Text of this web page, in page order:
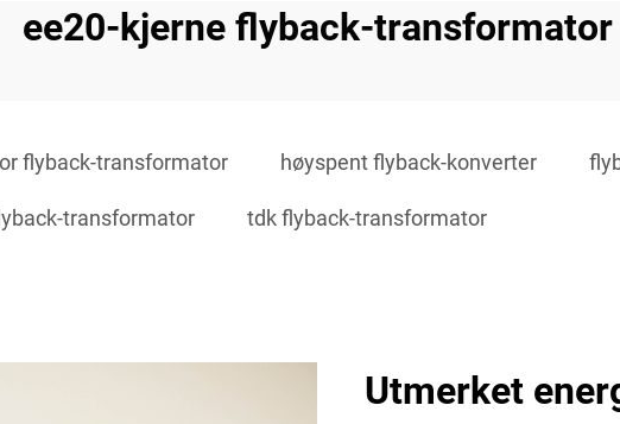
ee20-kjerne flyback-transformator
flyback-transformator høyspent flyback-konverter
transformator tdk flyback-transformator
Utmerket